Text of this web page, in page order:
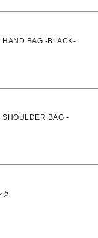
HAND BAG -BLACK-